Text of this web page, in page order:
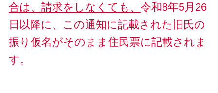
合は、請求をしなくても、 令和8年5月26
日以降に、この通知に記載された旧氏の
振り仮名がそのまま住民票に記載されま
す。